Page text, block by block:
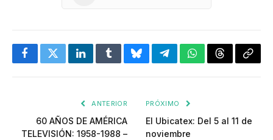
FacebookTwitterLinkedInTumblrBlueskyTelegramWhatsApp
Threads
ANTERIOR
60 AÑOS DE AMÉRICA
TELEVISIÓN: 1958-1988 –
PRÓXIMO
El Ubicatex: Del 5 al 11 de
noviembre